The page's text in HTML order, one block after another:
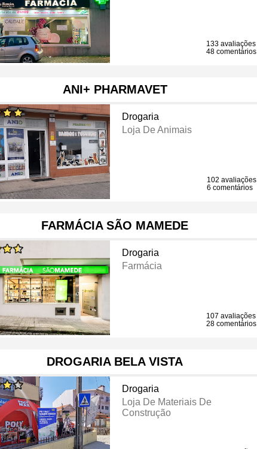
133 avaliações
48 comentários
ANI+ PHARMAVET
Drogaria
Loja De Animais
102 avaliações
6 comentários
FARMÁCIA SÃO MAMEDE
Drogaria
Farmácia
107 avaliações
28 comentários
DROGARIA BELA VISTA
Drogaria
Loja De Materiais De
Construção